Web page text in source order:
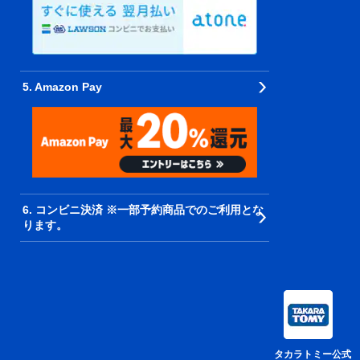
5. Amazon Pay
6. コンビニ決済 ※一部予約商品でのご利用とな
ります。
タカラトミー公式